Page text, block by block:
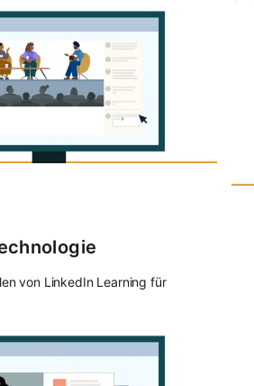
von LinkedIn Learning für